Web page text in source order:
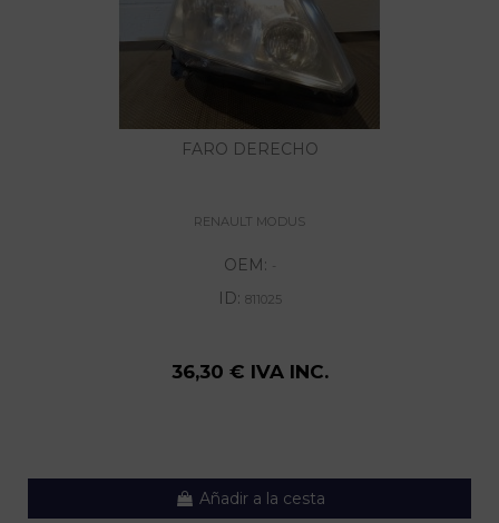
FARO DERECHO
RENAULT MODUS
OEM: -
ID: 811025
36,30 € IVA INC.
Añadir a la cesta